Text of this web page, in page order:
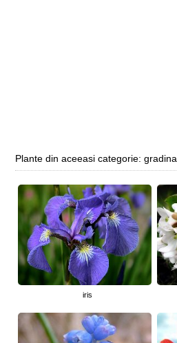
Plante din aceeasi categorie: gradina
iris